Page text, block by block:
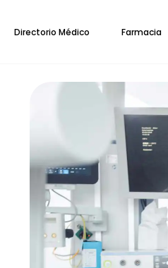
Directorio Médico Farmacia